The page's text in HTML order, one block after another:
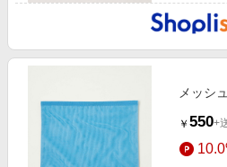
旅行・レジャー・ホテル予約
金融・マネー・保険
デジタルコンテンツ
お中元特集2026
とことん買い物チャレンジ
Apple公式サイト×楽天カード分割払
Qoo10メガポ
メッシ
￥ 550+